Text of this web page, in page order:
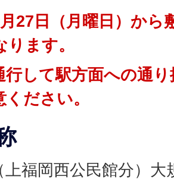
27日（月曜日）から
ます。
行して駅方面への通
ださい。
上福岡西公民館分）大